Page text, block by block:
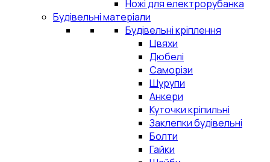
Ножі для електрорубанка
Будівельні матеріали
Будівельні кріплення
Цвяхи
Дюбелі
Саморізи
Шурупи
Анкери
Куточки кріпильні
Заклепки будівельні
Болти
Гайки